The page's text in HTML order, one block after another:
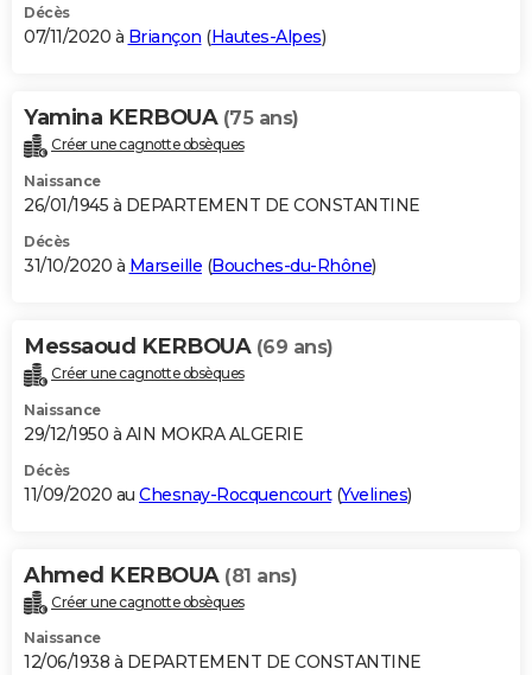
Décès
07/11/2020 à Briançon (Hautes-Alpes)
Yamina KERBOUA (75 ans)
Créer une cagnotte obsèques
Naissance
26/01/1945 à DEPARTEMENT DE CONSTANTINE
Décès
31/10/2020 à Marseille (Bouches-du-Rhône)
Messaoud KERBOUA (69 ans)
Créer une cagnotte obsèques
Naissance
29/12/1950 à AIN MOKRA ALGERIE
Décès
11/09/2020 au Chesnay-Rocquencourt(Yvelines)
Ahmed KERBOUA (81 ans)
Créer une cagnotte obsèques
Naissance
12/06/1938 à DEPARTEMENT DE CONSTANTINE